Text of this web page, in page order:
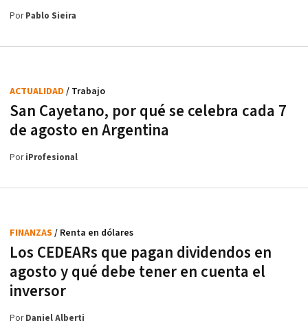
PorPablo Sieira
San Cayetano, por qué se celebra cada 7
de agosto en Argentina
ACTUALIDAD / Trabajo
PoriProfesional
Los CEDEARs que pagan dividendos en
agosto y qué debe tener en cuenta el
inversor
FINANZAS / Renta en dólares
PorDaniel Alberti